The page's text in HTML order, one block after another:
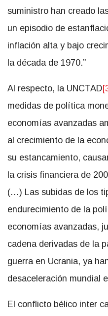
suministro han creado
un episodio de
inflación alta y bajo
la década de 1970.”
Al respecto, la UNCTAD
medidas de política
economías avanzadas
al crecimiento de la
su estancamiento,
la crisis financiera de
(…) Las subidas de los
endurecimiento de la
economías avanzadas,
cadena derivadas de la
guerra en Ucrania, ya
desaceleración mundial
El conflicto bélico inter